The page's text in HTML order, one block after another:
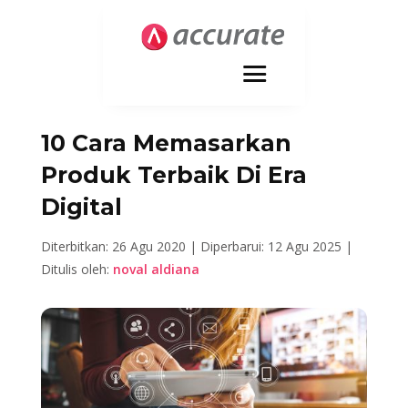
10 Cara Memasarkan
Produk Terbaik Di Era
Digital
Diterbitkan: 26 Agu 2020 | Diperbarui: 12 Agu 2025 |
Ditulis oleh: noval aldiana